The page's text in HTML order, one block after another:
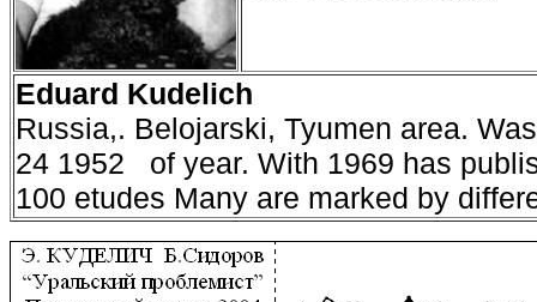
Eduard Kudelich
Russia,. Belojarski, Tyumen area.
24 1952 of year. With 1969 has
100 etudes Many are marked by